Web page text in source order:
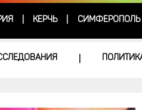
КЕРЧЬ СИМФЕРОПОЛЬ